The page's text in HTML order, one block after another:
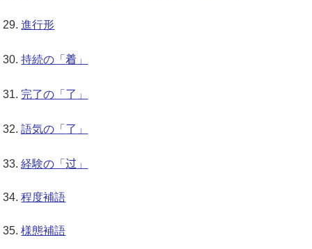
進行形
持続の「着 」
完了の「 了 」
語気の「 了 」
経験の「过 」
程度補語
様態補語